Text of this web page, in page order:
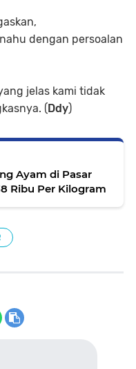
dengan persoalan
jelas kami tidak
( Ddy)
Ayam di Pasar
Ribu Per Kilogram